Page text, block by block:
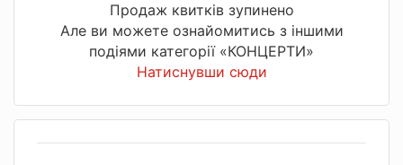
Продаж квитків зупинено
Але ви можете ознайомитись з іншими
подіями категорії «КОНЦЕРТИ»
Натиснувши сюди